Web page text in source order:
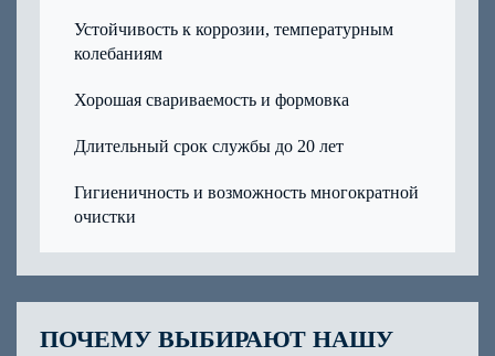
Устойчивость к коррозии, температурным
колебаниям
Хорошая свариваемость и формовка
Длительный срок службы до 20 лет
Гигиеничность и возможность многократной
очистки
ПОЧЕМУ ВЫБИРАЮТ НАШУ